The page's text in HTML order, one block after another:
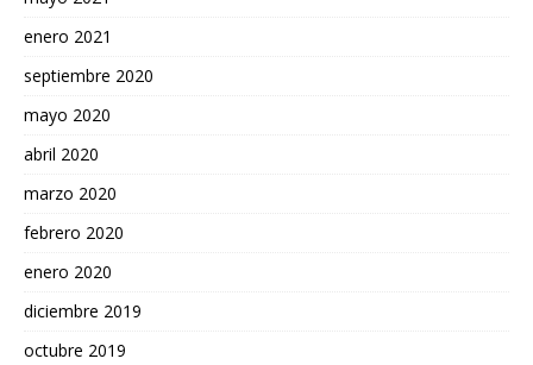
enero 2021
septiembre 2020
mayo 2020
abril 2020
marzo 2020
febrero 2020
enero 2020
diciembre 2019
octubre 2019